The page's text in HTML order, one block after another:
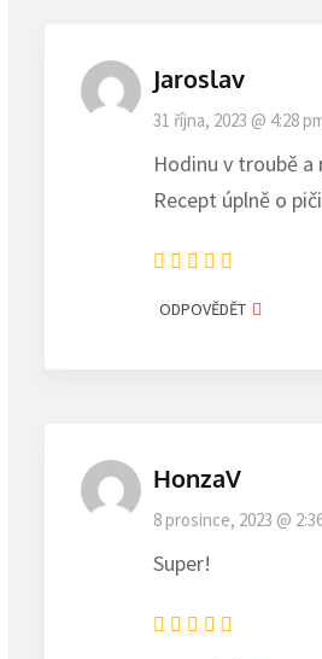
Jaroslav
31 října, 2023 @ 4:28
Hodinu v troubě
Recept úplně o
ODPOVĚDĚT
HonzaV
8 prosince, 2023 @
Super!